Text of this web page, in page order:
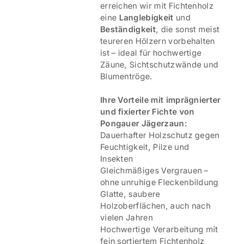
erreichen wir mit Fichtenholz
eine Langlebigkeit und
Beständigkeit, die sonst meist
teureren Hölzern vorbehalten
ist – ideal für hochwertige
Zäune, Sichtschutzwände und
Blumentröge.
Ihre Vorteile mit imprägnierter
und fixierter Fichte von
Pongauer Jägerzaun:
Dauerhafter Holzschutz gegen
Feuchtigkeit, Pilze und
Insekten
Gleichmäßiges Vergrauen –
ohne unruhige Fleckenbildung
Glatte, saubere
Holzoberflächen, auch nach
vielen Jahren
Hochwertige Verarbeitung mit
fein sortiertem Fichtenholz